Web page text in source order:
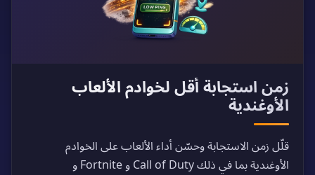
زمن استجابة أقل لخوادم الألعاب
الأوغندية
قلّل زمن الاستجابة وحسّن أداء الألعاب على الخوادم
الأوغندية بما في ذلك Call of Duty و Fortnite و